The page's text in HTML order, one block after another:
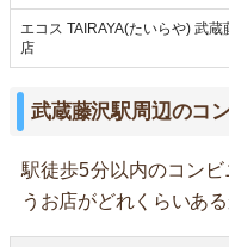
エコス TAIRAYA(たいらや) 武蔵
店
武蔵藤沢駅周辺のコ
駅徒歩5分以内のコン
うお店がどれくらいあ